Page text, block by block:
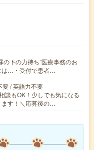
の下の力持ち”医療事務のお
は…・受付で患者…
要 / 英語力不要
談もOK！少しでも気になる
ます！＼応募後の…